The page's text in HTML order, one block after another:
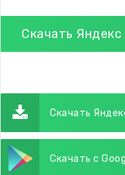
Скачать
Скачать
Скачать с